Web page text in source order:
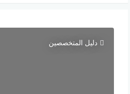
دليل المتخصصين